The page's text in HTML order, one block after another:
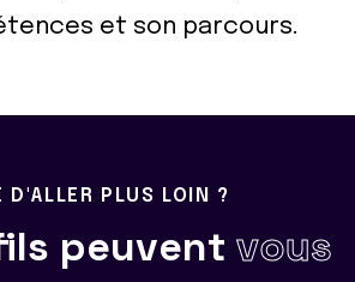
et son parcours.
D'ALLER PLUS LOIN ?
peuvent vous